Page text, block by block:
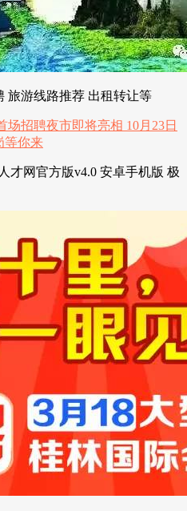
旅游线路推荐 出租转让等
才网官方版v4.0 安卓手机版 极